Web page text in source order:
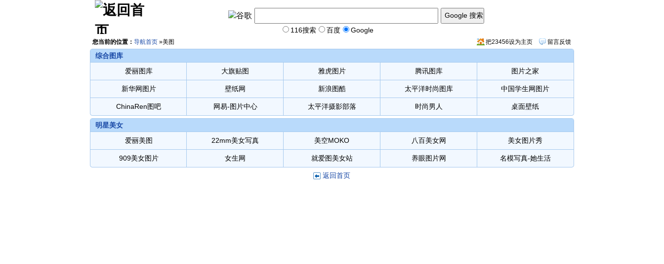
116搜索 百度 Google
您当前的位置： 导航首页 »美图 留言反馈
把23456设为主页
综合图库
爱丽图库
大旗贴图 雅虎图片 腾讯图库 图片之家
新华网图片 壁纸网 新浪图酷 太平洋时尚图库 中国学生网图片
ChinaRen图吧 网易-图片中心 太平洋摄影部落 时尚男人 桌面壁纸
明星美女
爱丽美图
22mm美女写真 美空MOKO 八百美女网 美女图片秀
909美女图片 女生网 就爱图美女站 养眼图片网 名模写真-她生活
返回首页